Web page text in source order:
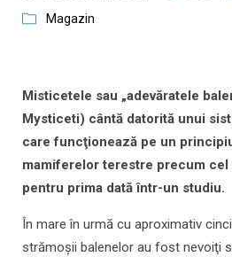
Magazin
Misticetele sau „adevăratele
Mysticeti) cântă datorită unui
care funcţionează pe un
mamiferelor terestre precum cel
pentru prima dată într-un studiu.
În mare în urmă cu aproximativ
strămoşii balenelor au fost nevoiţi